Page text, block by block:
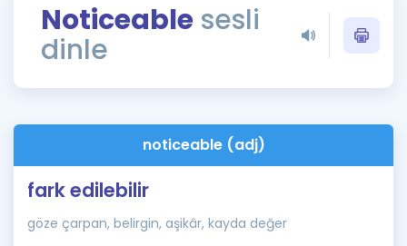
Rehberlik Aracı
ÖSYM Sınav Takvimi
İngilizce Gramer
Noticeable sesli
dinle
noticeable (adj)
fark edilebilir
göze çarpan, belirgin, aşikâr, kayda değer